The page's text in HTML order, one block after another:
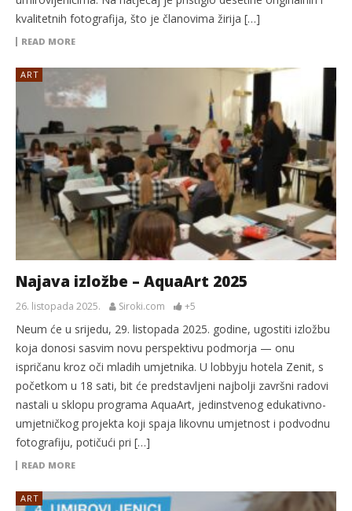
kvalitetnih fotografija, što je članovima žirija […]
READ MORE
ART
Najava izložbe – AquaArt 2025
26. listopada 2025. Siroki.com +5
Neum će u srijedu, 29. listopada 2025. godine, ugostiti izložbu
koja donosi sasvim novu perspektivu podmorja — onu
ispričanu kroz oči mladih umjetnika. U lobbyju hotela Zenit, s
početkom u 18 sati, bit će predstavljeni najbolji završni radovi
nastali u sklopu programa AquaArt, jedinstvenog edukativno-
umjetničkog projekta koji spaja likovnu umjetnost i podvodnu
fotografiju, potičući pri […]
READ MORE
ART